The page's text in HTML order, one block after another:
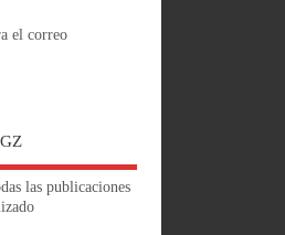
el correo
las publicaciones